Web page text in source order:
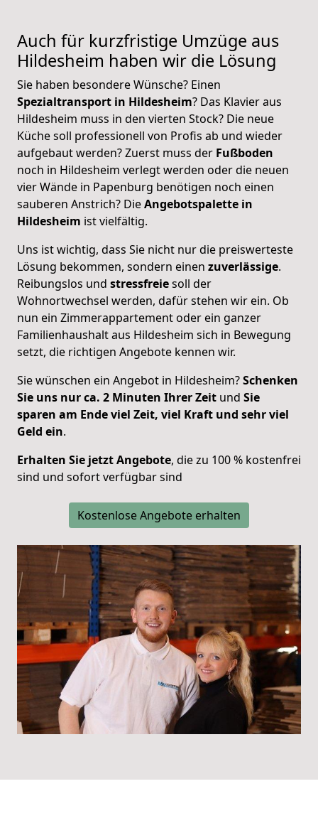
Auch für kurzfristige Umzüge aus
Hildesheim haben wir die Lösung
Sie haben besondere Wünsche? Einen
Spezialtransport in Hildesheim? Das Klavier aus
Hildesheim muss in den vierten Stock? Die neue
Küche soll professionell von Profis ab und wieder
aufgebaut werden? Zuerst muss der Fußboden
noch in Hildesheim verlegt werden oder die neuen
vier Wände in Papenburg benötigen noch einen
sauberen Anstrich? DieAngebotspalette in
Hildesheim ist vielfältig.
Uns ist wichtig, dass Sie nicht nur die preiswerteste
Lösung bekommen, sondern einen zuverlässige.
Reibungslos und stressfreiesoll der
Wohnortwechsel werden, dafür stehen wir ein. Ob
nun ein Zimmerappartement oder ein ganzer
Familienhaushalt aus Hildesheim sich in Bewegung
setzt, die richtigen Angebote kennen wir.
Sie wünschen ein Angebot in Hildesheim?Schenken
Sie uns nur ca. 2 Minuten Ihrer Zeit und Sie
sparen am Ende viel Zeit, viel Kraft und sehr viel
Geld ein.
Erhalten Sie jetzt Angebote, die zu 100 % kostenfrei
sind und sofort verfügbar sind
Kostenlose Angebote erhalten